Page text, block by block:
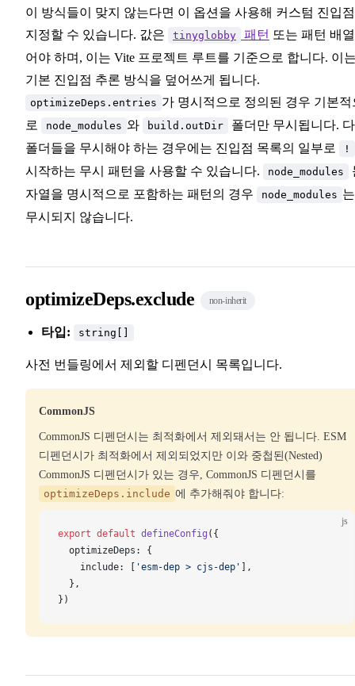
이 방식들이 맞지 않는다면 이 옵션을 사용해 커스텀 진입
지정할 수 있습니다. 값은
tinyglobby 패턴 또는 패턴 배
어야 하며, 이는 Vite 프로젝트 루트를 기준으로 합니다. 이
기본 진입점 추론 방식을 덮어쓰게 됩니다.
optimizeDeps.entries 가 명시적으로 정의된 경우 기본적
로
node_modules 와 build.outDir
폴더만 무시됩니다.
폴더들을 무시해야 하는 경우에는 진입점 목록의 일부로
!
시작하는 무시 패턴을 사용할 수 있습니다. node_modules
자열을 명시적으로 포함하는 패턴의 경우
node_modules 는
무시되지 않습니다.
optimizeDeps.exclude non-inherit
타입: string[]
사전 번들링에서 제외할 디펜던시 목록입니다.
CommonJS
CommonJS 디펜던시는 최적화에서 제외돼서는 안 됩니다. ESM
디펜던시가 최적화에서 제외되었지만 이와 중첩된(Nested)
CommonJS 디펜던시가 있는 경우, CommonJS 디펜던시를
optimizeDeps.include 에 추가해줘야 합니다:
js
export default defineConfig ({
optimizeDeps : {
include: [ 'esm-dep > cjs-dep'
],
  },
})